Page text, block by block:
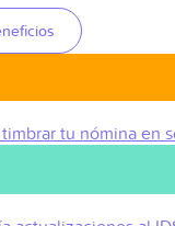
tu nómina en